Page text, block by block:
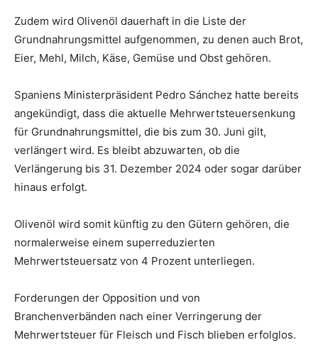
Zudem wird Olivenöl dauerhaft in die Liste der
Grundnahrungsmittel aufgenommen, zu denen auch Brot,
Eier, Mehl, Milch, Käse, Gemüse und Obst gehören.
Spaniens Ministerpräsident Pedro Sánchez hatte bereits
angekündigt, dass die aktuelle Mehrwertsteuersenkung
für Grundnahrungsmittel, die bis zum 30. Juni gilt,
verlängert wird. Es bleibt abzuwarten, ob die
Verlängerung bis 31. Dezember 2024 oder sogar darüber
hinaus erfolgt.
Olivenöl wird somit künftig zu den Gütern gehören, die
normalerweise einem superreduzierten
Mehrwertsteuersatz von 4 Prozent unterliegen.
Forderungen der Opposition und von
Branchenverbänden nach einer Verringerung der
Mehrwertsteuer für Fleisch und Fisch blieben erfolglos.